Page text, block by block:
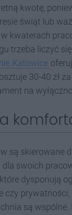
kwotę,
świąt lub
kwaterach
trzeba liczyć
Katowice
30-40 zł
na
są skierowane
swoich
dysponują
czy
są